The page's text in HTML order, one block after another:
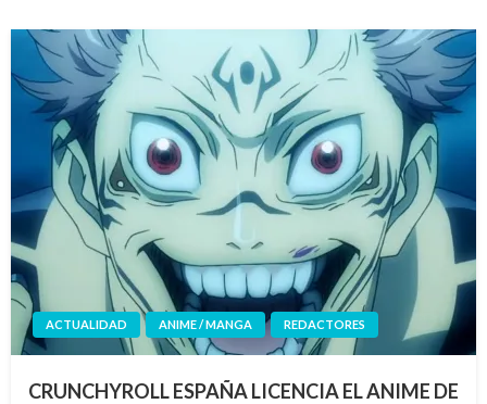
ACTUALIDAD ANIME / MANGA REDACTORES
CRUNCHYROLL ESPAÑA LICENCIA EL ANIME DE